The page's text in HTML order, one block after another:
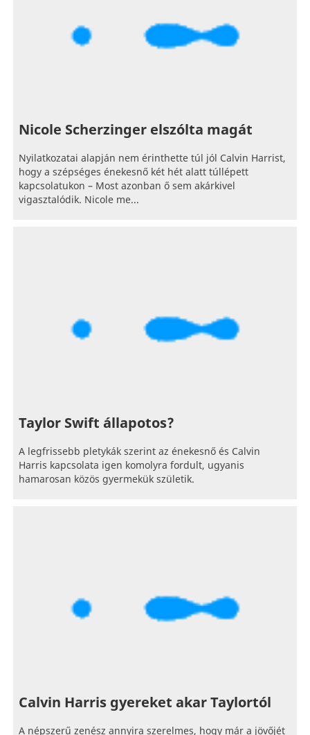
Nicole Scherzinger elszólta magát
Nyilatkozatai alapján nem érinthette túl jól Calvin Harrist,
hogy a szépséges énekesnő két hét alatt túllépett
kapcsolatukon – Most azonban ő sem akárkivel
vigasztalódik. Nicole me...
Taylor Swift állapotos?
A legfrissebb pletykák szerint az énekesnő és Calvin
Harris kapcsolata igen komolyra fordult, ugyanis
hamarosan közös gyermekük születik.
Calvin Harris gyereket akar Taylortól
A népszerű zenész annyira szerelmes, hogy már a jövőjét